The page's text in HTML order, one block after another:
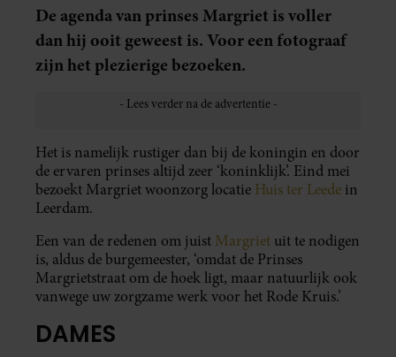
De agenda van prinses Margriet is voller
dan hij ooit geweest is. Voor een fotograaf
zijn het plezierige bezoeken.
Het is namelijk rustiger dan bij de koningin en door
de ervaren prinses altijd zeer ‘koninklijk’. Eind mei
bezoekt Margriet woonzorg locatie Huis ter Leede in
Leerdam.
Een van de redenen om juist Margriet uit te nodigen
is, aldus de burgemeester, ‘omdat de Prinses
Margrietstraat om de hoek ligt, maar natuurlijk ook
vanwege uw zorgzame werk voor het Rode Kruis.’
DAMES